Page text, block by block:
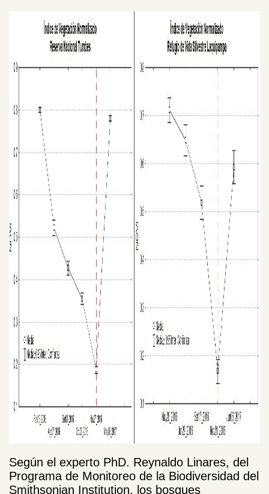
Según el experto PhD. Reynaldo Linares, del
Programa de Monitoreo de la Biodiversidad del
Smithsonian Institution, los bosques